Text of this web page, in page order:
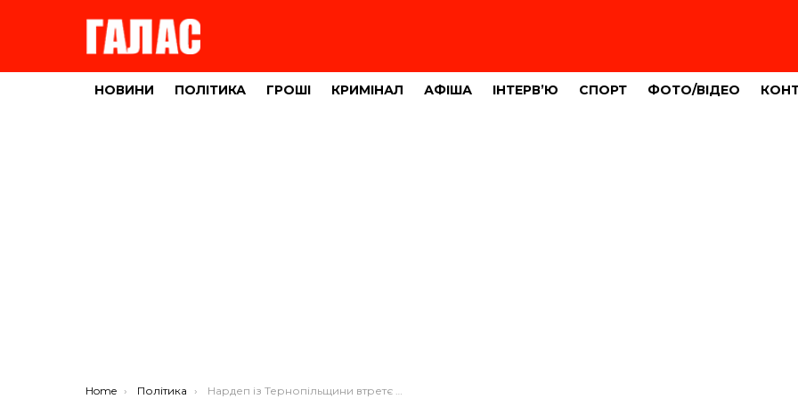
НОВИНИ ПОЛІТИКА ГРОШІ КРИМІНАЛ АФІША ІНТЕРВ’Ю СПОРТ ФОТО/ВІДЕО
You are here:
Home Політика Нардеп із Тернопільщини втретє став батьком